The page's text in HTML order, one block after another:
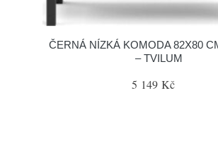
ČERNÁ NÍZKÁ KOMODA 82X80
– TVILUM
5 149 Kč